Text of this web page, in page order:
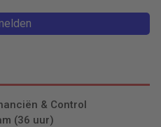
& Control
(36 uur)